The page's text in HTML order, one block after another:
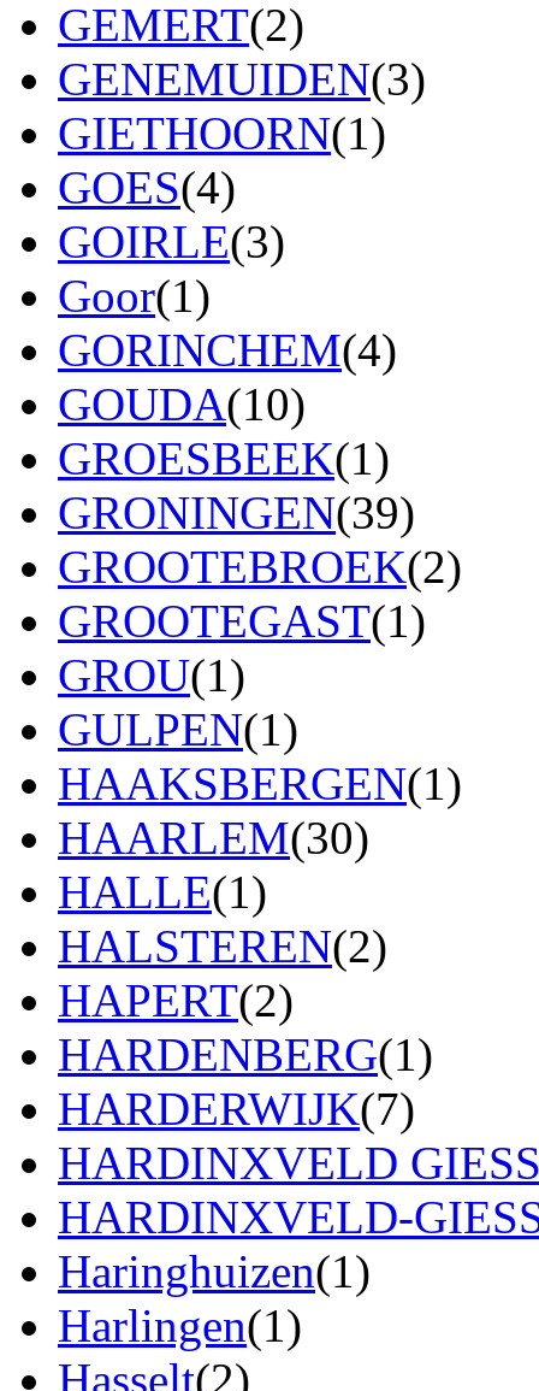
GEMERT(2)
GENEMUIDEN(3)
GIETHOORN(1)
GOES(4)
GOIRLE(3)
Goor(1)
GORINCHEM(4)
GOUDA(10)
GROESBEEK(1)
GRONINGEN(39)
GROOTEBROEK(2)
GROOTEGAST(1)
GROU(1)
GULPEN(1)
HAAKSBERGEN(1)
HAARLEM(30)
HALLE(1)
HALSTEREN(2)
HAPERT(2)
HARDENBERG(1)
HARDERWIJK(7)
HARDINXVELD
HARDINXVELD-
Haringhuizen(1)
Harlingen(1)
Hasselt(2)